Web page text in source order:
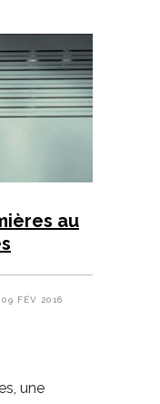
au
09 FÉV 2016
une